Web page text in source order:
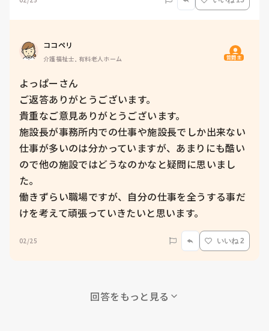
ココペリ
介護福祉士, 有料老人ホーム 質問主
よっぱーさん
ご返答ありがとうございます。
貴重なご意見ありがとうございます。
施設長が事務所内での仕事や施設長でしか出来ない
仕事が多いのは分かっていますが、あまりにも酷い
ので他の施設ではどうなのかなと疑問に思いまし
た。
働きずらい職場ですが、自分の仕事を全うする事だ
けを考えて頑張っていきたいと思います。
02/25 いいね 2
回答をもっと見る